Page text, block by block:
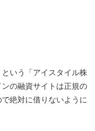
いう「 アイスタイル株
ンの融資サイトは正規の
絶対に借りないように